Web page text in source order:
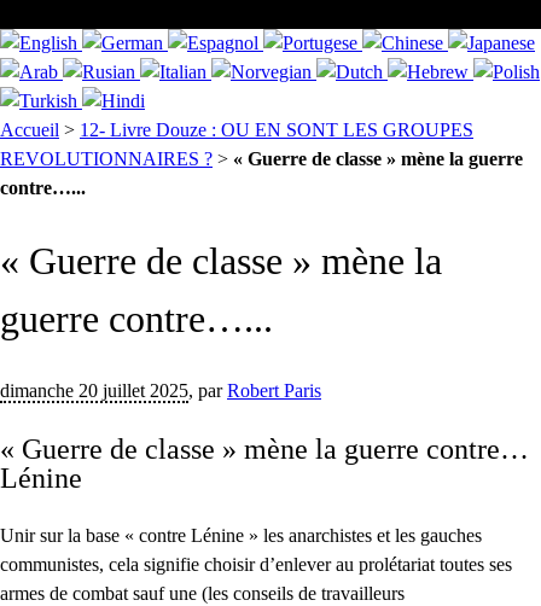
Accueil > 12- Livre Douze : OU EN SONT LES GROUPES
REVOLUTIONNAIRES ? > « Guerre de classe » mène la guerre
contre…...
« Guerre de classe » mène la
guerre contre…...
dimanche 20 juillet 2025, parRobert Paris
« Guerre de classe » mène la guerre contre…
Lénine
Unir sur la base « contre Lénine » les anarchistes et les gauches
communistes, cela signifie choisir d’enlever au prolétariat toutes ses
armes de combat sauf une (les conseils de travailleurs